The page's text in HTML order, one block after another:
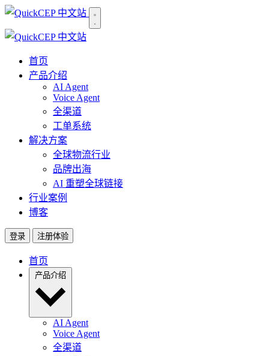
首页
产品介绍
AI Agent
Voice Agent
全渠道
工单系统
解决方案
全球物流行业
品牌出海
AI 重塑全球链接
行业案例
博客
登录 注册体验
首页
产品介绍
AI Agent
Voice Agent
全渠道